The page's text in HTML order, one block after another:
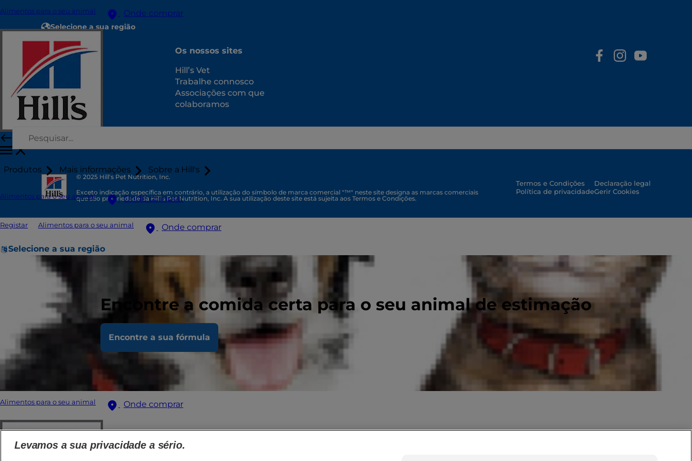
Alimentos para o seu animal Onde comprar
Produtos Mais informações Sobre a Hill's
Alimentos para o seu animal Onde comprar
Registar Alimentos para o seu animal Onde comprar
Selecione a sua região
Encontre a comida certa para o seu animal de estimação
Encontre a sua fórmula
Alimentos para o seu animal Onde comprar
Selecione a sua região
Recursos
Contacte-nos
Os nossos sites
Hill’s Vet
Trabalhe connosco
Associações com que
colaboramos
© 2025 Hill's Pet Nutrition, Inc.
Exceto indicação específica em contrário, a utilização do símbolo de marca comercial "™" neste site designa as marcas comerciais
que são propriedade da Hill's Pet Nutrition, Inc. A sua utilização deste site está sujeita aos Termos e Condições.
Termos e Condições
Política de privacidade
Declaração legal
Gerir Cookies
Levamos a sua privacidade a sério.